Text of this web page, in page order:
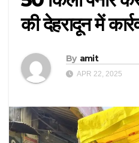
की देहरादून में
By amit
APR 22, 2025